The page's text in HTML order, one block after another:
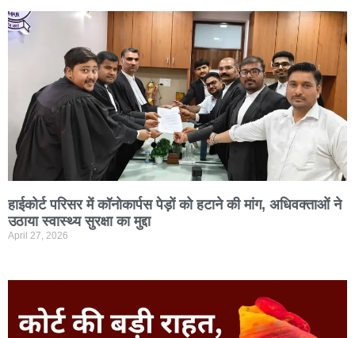
हाईकोर्ट परिसर में कॉनोकार्पस पेड़ों को हटाने की मांग, अधिवक्ताओं ने
उठाया स्वास्थ्य सुरक्षा का मुद्दा
April 27, 2026